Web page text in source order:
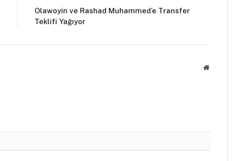
Olawoyin ve Rashad Muhammed’e Transfer
Teklifi Yağıyor
Website